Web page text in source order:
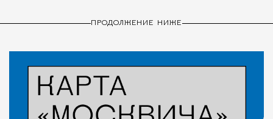
ПРОДОЛЖЕНИЕ НИЖЕ